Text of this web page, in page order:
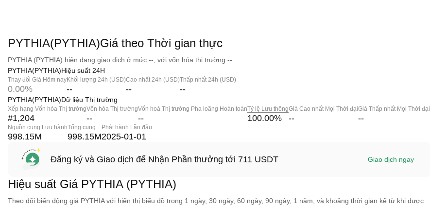
PYTHIA(PYTHIA)Giá theo Thời gian thực
PYTHIA (PYTHIA) hiện đang giao dịch ở mức --, với vốn hóa thị trường --.
PYTHIA(PYTHIA)Hiệu suất 24H
Thay đổi Giá Hôm nay
0.00%
Khối lượng 24h (USD)
--
Cao nhất 24h (USD)
--
Thấp nhất 24h (USD)
--
PYTHIA(PYTHIA)Dữ liệu Thị trường
Xếp hạng Vốn hóa Thị trường
#1,204
Vốn hóa Thị trường
--
Vốn hoá Thị trường Pha loãng Hoàn toàn
--
Tỷ lệ Lưu thông
100.00%
Giá Cao nhất Mọi Thời đại
--
Giá Thấp nhất Mọi Thời đại
--
Nguồn cung Lưu hành
998.15M
Tổng cung
998.15M
Phát hành Lần đầu
2025-01-01
Đăng ký và Giao dịch để Nhận Phần thưởng tới 711 USDT Giao dịch ngay
Hiệu suất Giá PYTHIA (PYTHIA)
Theo dõi biến động giá PYTHIA với hiển thị biểu đồ trong 1 ngày, 30 ngày, 60 ngày, 90 ngày, 1 năm, và khoảng thời gian kể từ khi được